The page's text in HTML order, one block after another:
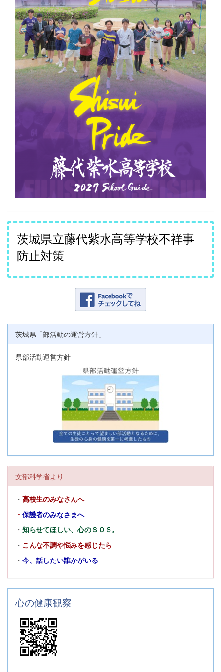
茨城県立藤代紫水高等学校不祥事
防止対策
茨城県「部活動の運営方針」
県部活動運営方針
文部科学省より
・ 高校生のみなさんへ
・ 保護者のみなさまへ
・ 知らせてほしい、心のＳＯＳ。
・ こんな不調や悩みを感じたら
・ 今、話したい誰かがいる
心の健康観察